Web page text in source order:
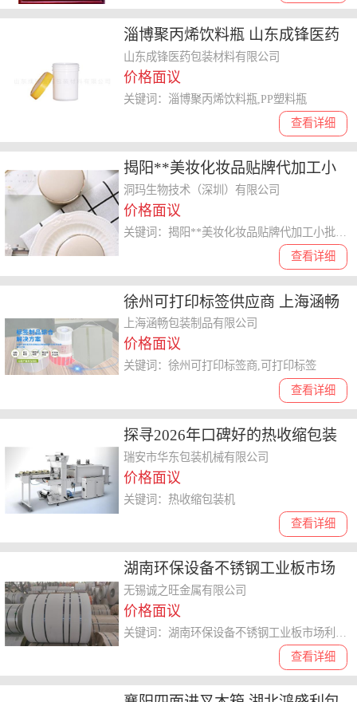
淄博聚丙烯饮料瓶 山东成锋医药
包装供应
山东成锋医药包装材料有限公司
价格面议
查看详细
关键词：淄博聚丙烯饮料瓶,PP塑料瓶
揭阳**美妆化妆品贴牌代加工小
批量 服务为先 洞玛生物技术供应
洞玛生物技术（深圳）有限公司
价格面议
查看详细
徐州可打印标签供应商 上海涵畅
包装制品供应
上海涵畅包装制品有限公司
价格面议
查看详细
关键词：徐州可打印标签商,可打印标签
探寻2026年口碑好的热收缩包装
机制造商，哪家好？
瑞安市华东包装机械有限公司
价格面议
查看详细
关键词：热收缩包装机
湖南环保设备不锈钢工业板市场
利润 无锡诚之旺金属供应
无锡诚之旺金属有限公司
价格面议
查看详细